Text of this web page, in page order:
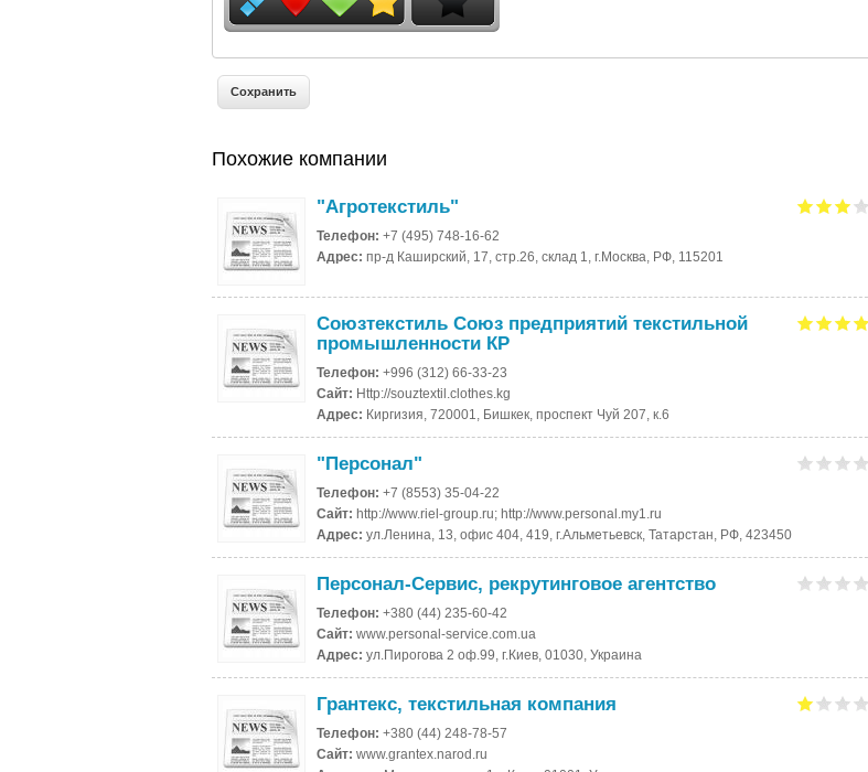
Похожие компании
"Агротекстиль"
Телефон: +7 (495) 748-16-62
Адрес: пр-д Каширский, 17, стр.26, склад 1, г.Москва, РФ, 115201
Союзтекстиль Союз предприятий текстильной
промышленности КР
Телефон: +996 (312) 66-33-23
Сайт: Http://souztextil.clothes.kg
Адрес: Киргизия, 720001, Бишкек, проспект Чуй 207, к.6
"Персонал"
Телефон: +7 (8553) 35-04-22
Сайт: http://www.riel-group.ru; http://www.personal.my1.ru
Адрес: ул.Ленина, 13, офис 404, 419, г.Альметьевск, Татарстан, РФ, 423450
Персонал-Сервис, рекрутинговое агентство
Телефон: +380 (44) 235-60-42
Сайт: www.personal-service.com.ua
Адрес: ул.Пирогова 2 оф.99, г.Киев, 01030, Украина
Грантекс, текстильная компания
Телефон: +380 (44) 248-78-57
Сайт: www.grantex.narod.ru